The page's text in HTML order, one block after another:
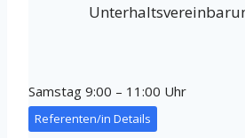
Samstag 9:00 – 11:00 Uhr
Referenten/in Details